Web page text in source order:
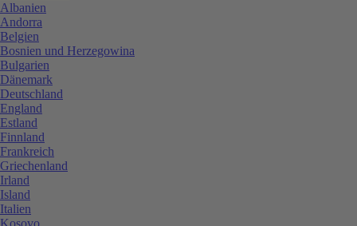
Albanien
Andorra
Belgien
Bosnien und Herzegowina
Bulgarien
Dänemark
Deutschland
England
Estland
Finnland
Frankreich
Griechenland
Irland
Island
Italien
Kosovo